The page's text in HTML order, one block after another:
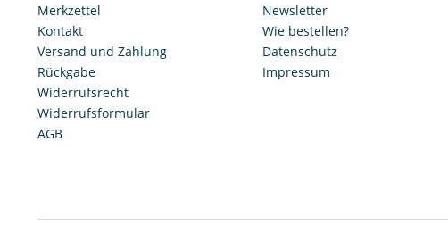
Merkzettel
Kontakt
Versand und Zahlung
Rückgabe
Widerrufsrecht
Widerrufsformular
AGB
Newsletter
Wie bestellen?
Datenschutz
Impressum